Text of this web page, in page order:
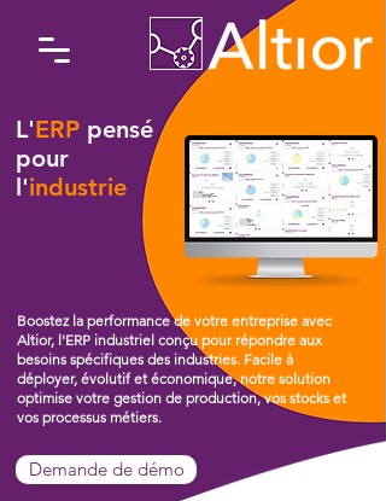
L'ERP pensé
pour
l'industrie
Boostez la performance de votre entreprise avec
Altior, l'ERP industriel conçu pour répondre aux
besoins spécifiques des industries. Facile à
déployer, évolutif et économique, notre solution
optimise votre gestion de production, vos stocks et
vos processus métiers.
Demande de démo